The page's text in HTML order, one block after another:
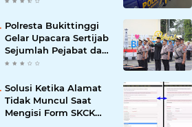
Polresta Bukittinggi
Gelar Upacara Sertijab
Sejumlah Pejabat dan
laporan Kenaikan
Solusi Ketika Alamat
Tidak Muncul Saat
Mengisi Form SKCK